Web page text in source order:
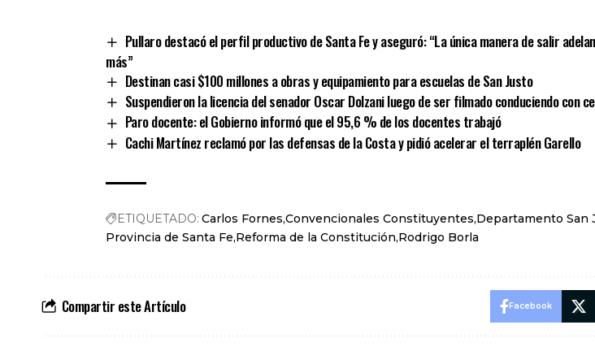
Pullaro destacó el perfil productivo de Santa Fe y aseguró: “La única manera de salir
más”
Destinan casi $100 millones a obras y equipamiento para escuelas de San Justo
Suspendieron la licencia del senador Oscar Dolzani luego de ser filmado conduciendo con
Paro docente: el Gobierno informó que el 95,6 % de los docentes trabajó
Cachi Martínez reclamó por las defensas de la Costa y pidió acelerar el terraplén Garello
ETIQUETADO: Carlos Fornes Convencionales Constituyentes Departamento San
Provincia de Santa Fe Reforma de la Constitución Rodrigo Borla
Compartir este Artículo Facebook